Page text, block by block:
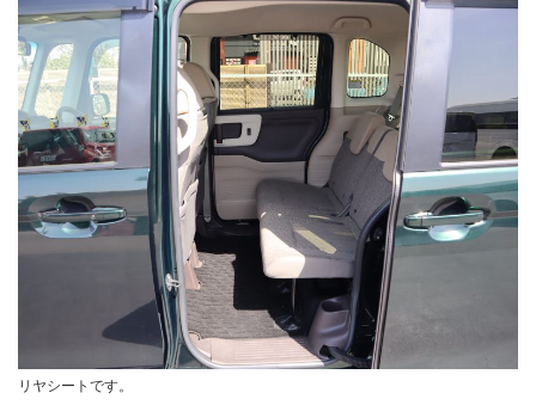
リヤシートです。